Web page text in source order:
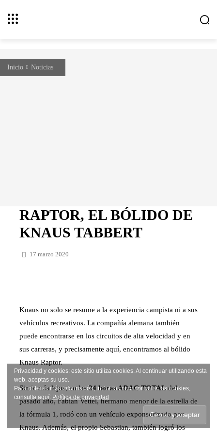
Inicio Noticias
RAPTOR, EL BÓLIDO DE
KNAUS TABBERT
17 marzo 2020
Knaus no solo se resume a la experiencia campista ni a sus
vehículos recreativos. La compañía alemana también
puede encontrarse en los circuitos de alta velocidad y en
sus carreras, y precisamente aquí, encontramos al bólido
Knaus Raptor.
Sin ir más lejos, en las24 horas ADAC TOTALdel
pasado año, Fabian Vettel, hermano menor de la estrella de
la fórmula 1, rodó con un vehículo exponsorizado por
Knaus. Además, el propio Sebastian, también logró los
Privacidad y cookies: este sitio utiliza cookies. Al continuar utilizando esta
web, aceptas su uso.
Para obtener más información, incluido cómo controlar las cookies,
consulta aquí: Política de privacidad